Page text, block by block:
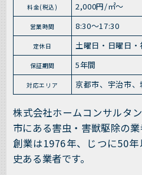
料金(税込) 2,000円/㎡～
営業時間 8:30〜17:30
定休日 土曜日・日曜日・
保証期間 5年間
対応エリア 京都市、宇治市
株式会社ホームコンサルタ
市にある害虫・害獣駆除の業
創業は1976年、じつに50
史ある業者です。